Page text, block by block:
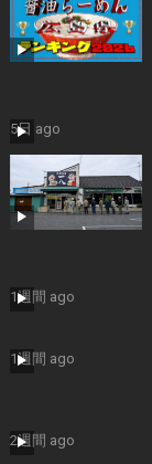
5日 ago
1週間 ago
1週間 ago
2週間 ago